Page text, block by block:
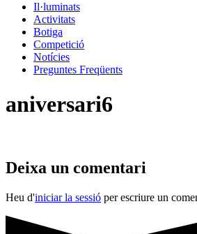
Il·luminats
Activitats
Botiga
Competició
Notícies
Preguntes Freqüents
aniversari6
Deixa un comentari
Heu d'iniciar la sessió per escriure un